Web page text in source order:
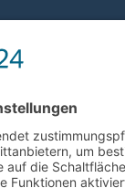
AUF DEM